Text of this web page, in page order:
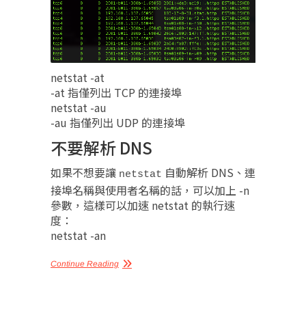
netstat -at
-at 指僅列出 TCP 的連接埠
netstat -au
-au 指僅列出 UDP 的連接埠
不要解析 DNS
如果不想要讓 netstat 自動解析 DNS、連
接埠名稱與使用者名稱的話，可以加上 -n
參數，這樣可以加速 netstat 的執行速
度：
netstat -an
Continue Reading